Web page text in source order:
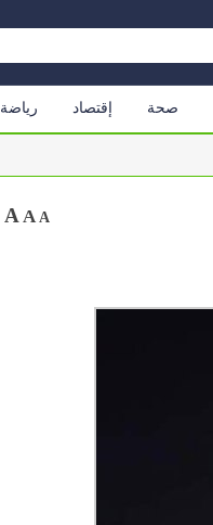
صحة إقتصاد رياضة
A A A